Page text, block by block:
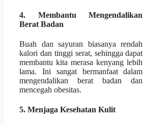
4. Membantu Mengendalikan
Berat Badan
Buah dan sayuran biasanya rendah
kalori dan tinggi serat, sehingga dapat
membantu kita merasa kenyang lebih
lama. Ini sangat bermanfaat dalam
mengendalikan berat badan dan
mencegah obesitas.
5. Menjaga Kesehatan Kulit